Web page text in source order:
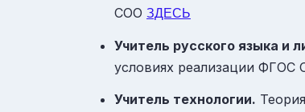
СОО ЗДЕСЬ
Учитель русского языка и
условиях реализации
Учитель технологии.